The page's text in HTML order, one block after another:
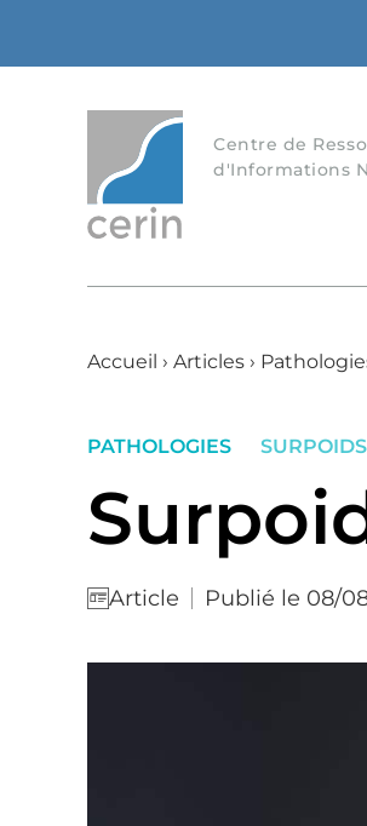
Centre de
d'Informations
Accueil › Articles ›
PATHOLOGIES
Article Publié le 08/